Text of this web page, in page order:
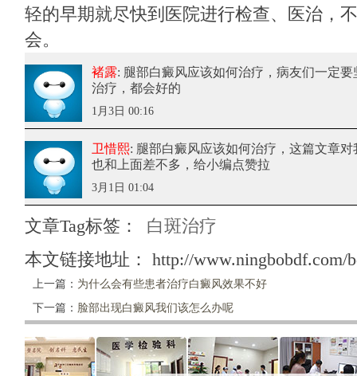
轻的早期就尽快到医院进行检查、医治，
会。
褚露: 腿部白癜风应该如何治疗 ，病友们一定
治疗，都会好的
1月3日 00:16
卫惜熙: 腿部白癜风应该如何治疗 ，这篇文章
也和上面差不多，给小编点赞拉
3月1日 01:04
文章Tag标签：
白斑治疗
本文链接地址： http://www.ningbobdf.com/
上一篇： 为什么会有些患者治疗白癜风效果不好
下一篇： 脸部出现白癜风我们该怎么办呢